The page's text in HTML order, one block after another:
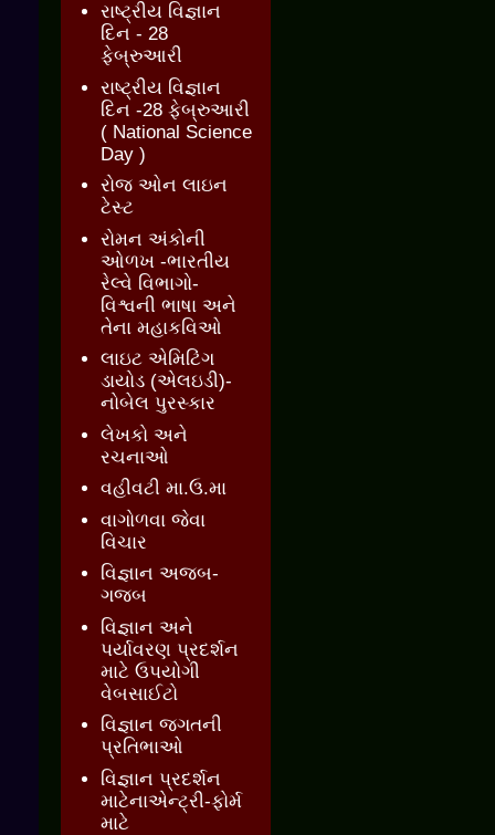
રાષ્ટ્રીય વિજ્ઞાન
દિન - 28
ફેબ્રુઆરી
રાષ્ટ્રીય વિજ્ઞાન
દિન -28 ફેબ્રુઆરી
( National Science
Day )
રોજ ઓન લાઇન
ટેસ્ટ
રોમન અંકોની
ઓળખ -ભારતીય
રેલ્વે વિભાગો-
વિશ્વની ભાષા અને
તેના મહાકવિઓ
લાઇટ એમિટિંગ
ડાયોડ (એલઇડી)-
નોબેલ પુરસ્કાર
લેખકો અને
રચનાઓ
વહીવટી મા.ઉ.મા
વાગોળવા જેવા
વિચાર
વિજ્ઞાન અજબ-
ગજબ
વિજ્ઞાન અને
પર્યાવરણ પ્રદર્શન
માટે ઉપયોગી
વેબસાઈટો
વિજ્ઞાન જગતની
પ્રતિભાઓ
વિજ્ઞાન પ્રદર્શન
માટેનાએન્ટ્રી-ફોર્મ
માટે